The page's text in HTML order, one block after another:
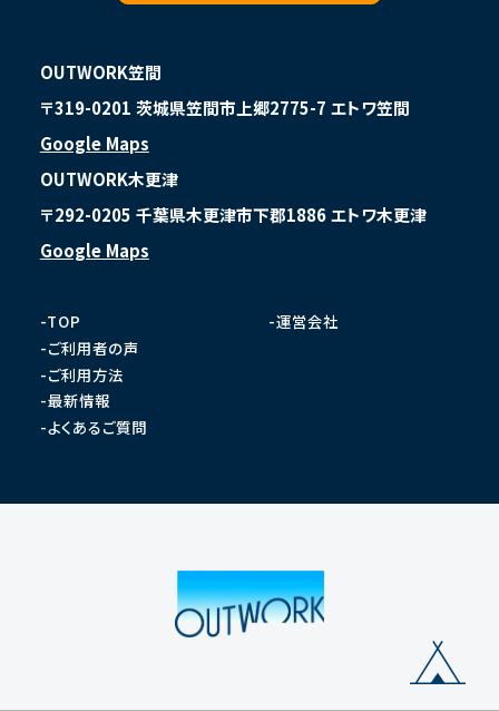
OUTWORK笠間
〒319-0201 茨城県笠間市上郷2775-7 エトワ笠間
Google Maps
OUTWORK木更津
〒292-0205 千葉県木更津市下郡1886 エトワ木更津
Google Maps
-TOP
-ご利用者の声
-ご利用方法
-最新情報
-よくあるご質問
-運営会社